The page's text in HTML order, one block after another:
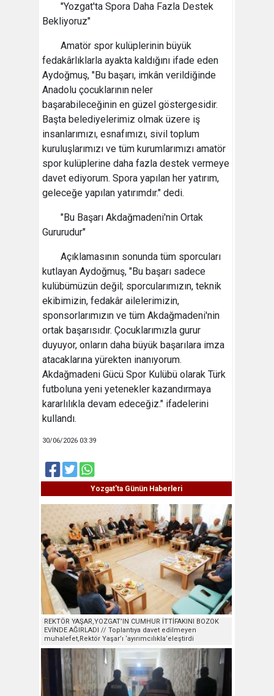
"Yozgat'ta Spora Daha Fazla Destek
Bekliyoruz"
Amatör spor kulüplerinin büyük
fedakârlıklarla ayakta kaldığını ifade eden
Aydoğmuş, "Bu başarı, imkân verildiğinde
Anadolu çocuklarının neler
başarabileceğinin en güzel göstergesidir.
Başta belediyelerimiz olmak üzere iş
insanlarımızı, esnafımızı, sivil toplum
kuruluşlarımızı ve tüm kurumlarımızı amatör
spor kulüplerine daha fazla destek vermeye
davet ediyorum. Spora yapılan her yatırım,
geleceğe yapılan yatırımdır." dedi.
"Bu Başarı Akdağmadeni'nin Ortak
Gururudur"
Açıklamasının sonunda tüm sporcuları
kutlayan Aydoğmuş, "Bu başarı sadece
kulübümüzün değil; sporcularımızın, teknik
ekibimizin, fedakâr ailelerimizin,
sponsorlarımızın ve tüm Akdağmadeni'nin
ortak başarısıdır. Çocuklarımızla gurur
duyuyor, onların daha büyük başarılara imza
atacaklarına yürekten inanıyorum.
Akdağmadeni Gücü Spor Kulübü olarak Türk
futboluna yeni yetenekler kazandırmaya
kararlılıkla devam edeceğiz." ifadelerini
kullandı.
30/06/2026 03:39
Yozgat'ta Günün Haberleri
REKTÖR YAŞAR,YOZGAT’IN CUMHUR İTTİFAKINI BOZOK
EVİNDE AĞIRLADI // Toplantıya davet edilmeyen
muhalefet,Rektör Yaşar’ı ‘ayırımcılıkla’eleştirdi